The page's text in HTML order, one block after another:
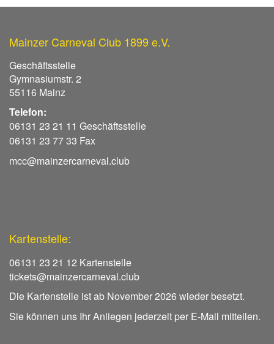
Mainzer Carneval Club 1899 e.V.
Geschäftsstelle
Gymnasiumstr. 2
55116 Mainz
Telefon:
06131 23 21 11 Geschäftsstelle
06131 23 77 33 Fax
mcc@mainzercarneval.club
Kartenstelle:
06131 23 21 12 Kartenstelle
tickets@mainzercarneval.club
Die Kartenstelle ist ab November 2026 wieder besetzt.
Sie können uns Ihr Anliegen jederzeit per E-Mail mitteilen.